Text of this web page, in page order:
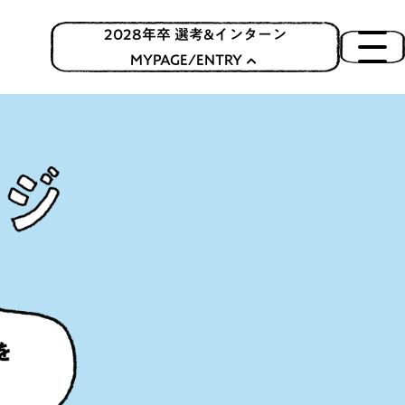
2028年卒 選考&インターン
MYPAGE/ENTRY
場所にお邪魔します！
報
が直接聞ける！
ついて
ーンシップについて